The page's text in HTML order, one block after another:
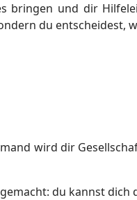
bringen und dir
du entscheidest,
wird dir
du kannst dich